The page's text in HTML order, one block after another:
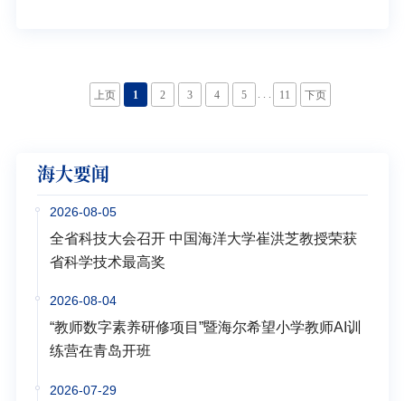
上页 1 2 3 4 5 . . . 11 下页
海大要闻
2026-08-05
全省科技大会召开 中国海洋大学崔洪芝教授荣获
省科学技术最高奖
2026-08-04
“教师数字素养研修项目”暨海尔希望小学教师AI训
练营在青岛开班
2026-07-29